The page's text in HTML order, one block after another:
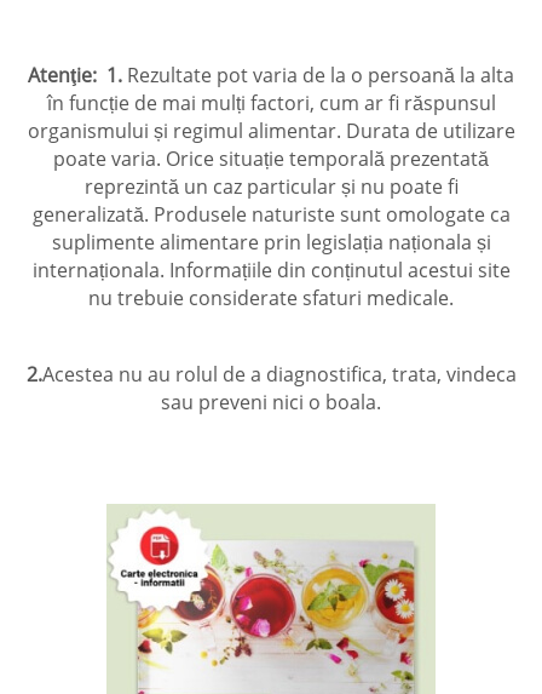
Atenţie: 1. Rezultate pot varia de la o persoană la alta
în funcție de mai mulți factori, cum ar fi răspunsul
organismului și regimul alimentar. Durata de utilizare
poate varia. Orice situație temporală prezentată
reprezintă un caz particular și nu poate fi
generalizată. Produsele naturiste sunt omologate ca
suplimente alimentare prin legislația naționala și
internaționala. Informațiile din conținutul acestui site
nu trebuie considerate sfaturi medicale.
2.Acestea nu au rolul de a diagnostifica, trata, vindeca
sau preveni nici o boala.